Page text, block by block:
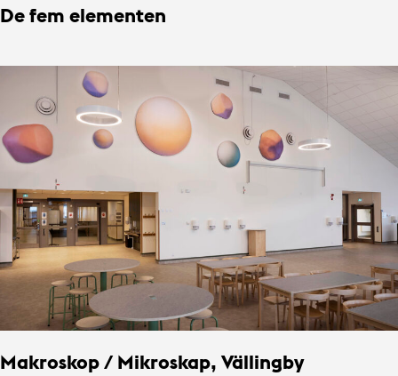
De fem elementen
Makroskop / Mikroskap, Vällingby